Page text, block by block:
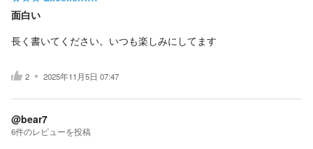
面白い
長く書いてください。いつも楽しみにしてます
2 2025年11月5日 07:47
@bear7
6件のレビューを投稿